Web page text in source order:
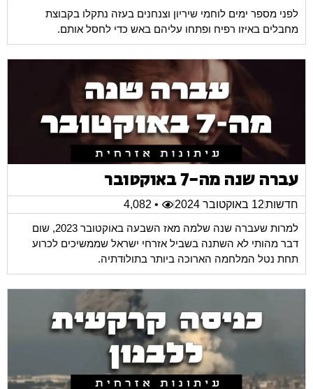
לפני מספר ימים לוחמי שיריון וצנחנים בעזה נתקלו בקבוצת
מחבלים באיזו רפיח ופתחו עליהם באש כדי לחסל אותם.
עברה שנה מה-7 באוקטובר
חדשות12 באוקטובר 2024
• 4,082
למרות שעברה שנה שלמה מאז השבעה באוקטובר 2023, שום
דבר מהותי לא השתנה בשביל אזרחי ישראל שממשיכים לכרוע
תחת נטל המלחמה הארוכה ביותר בתולודתיה.